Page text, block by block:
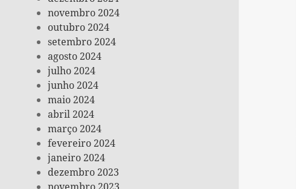
novembro 2024
outubro 2024
setembro 2024
agosto 2024
julho 2024
junho 2024
maio 2024
abril 2024
março 2024
fevereiro 2024
janeiro 2024
dezembro 2023